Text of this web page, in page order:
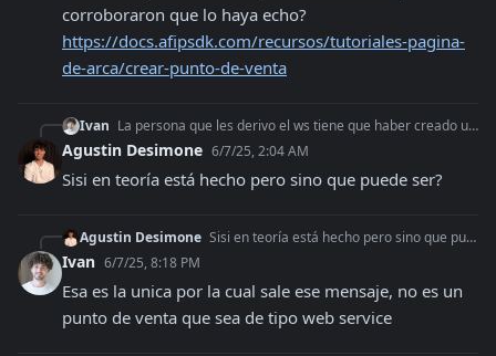
https://docs.afipsdk.com/recursos/tutoriales-pagina-
de-arca/crear-punto-de-venta
Ivan La persona que les derivo el ws tiene que haber creado un punto de venta para web services, corroboraron que lo haya echo? https://docs.afipsdk.com/recursos/tut
Agustin Desimone 6/7/25, 2:04 AM
Sisi en teoría está hecho pero sino que puede ser?
Agustin Desimone Sisi en teoría está hecho pero sino que puede ser?
Ivan 6/7/25, 8:18 PM
Esa es la unica por la cual sale ese mensaje, no es un
punto de venta que sea de tipo web service